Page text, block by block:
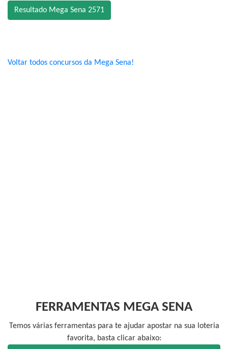
Resultado Mega Sena 2571
Voltar todos concursos da Mega Sena!
FERRAMENTAS MEGA SENA
Temos várias ferramentas para te ajudar apostar na sua loteria
favorita, basta clicar abaixo: